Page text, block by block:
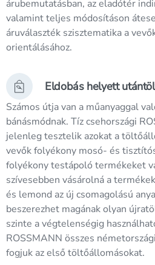
árubemutatásban, az eladótér
valamint teljes módosításon
áruválaszték szisztematika a
orientálásához.
Eldobás helyett
Számos útja van a műanyaggal
bánásmódnak. Tíz csehországi
jelenleg tesztelik azokat a
vevők folyékony mosó- és
folyékony testápoló termékeket
szívesebben vásárolná a
és lemond az új csomagolású
beszerezhet magának olyan
szinte a végtelenségig
ROSSMANN összes
fogjuk az első töltőállomásokat.